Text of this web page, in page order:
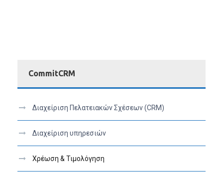
CommitCRM
Διαχείριση Πελατειακών Σχέσεων (CRM)
Διαχείριση υπηρεσιών
Χρέωση & Τιμολόγηση